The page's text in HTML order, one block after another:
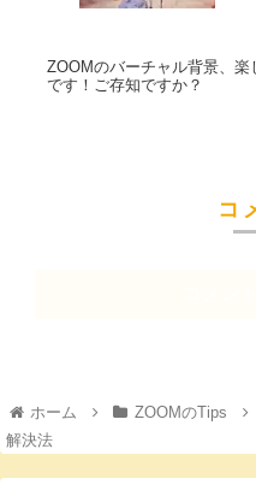
ZOOMのバーチャル背景、楽
です！ご存知ですか？
コ
ホーム ZOOMのTips
解決法